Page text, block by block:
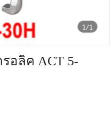
1/1
อลิค ACT 5-